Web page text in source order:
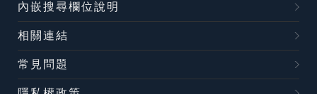
內嵌搜尋欄位說明
相關連結
常見問題